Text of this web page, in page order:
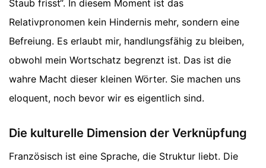
Staub frisst“. In diesem Moment ist das
Relativpronomen kein Hindernis mehr, sondern eine
Befreiung. Es erlaubt mir, handlungsfähig zu bleiben,
obwohl mein Wortschatz begrenzt ist. Das ist die
wahre Macht dieser kleinen Wörter. Sie machen uns
eloquent, noch bevor wir es eigentlich sind.
Die kulturelle Dimension der Verknüpfung
Französisch ist eine Sprache, die Struktur liebt. Die